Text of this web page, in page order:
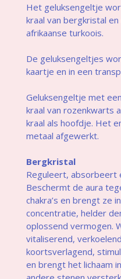
Het geluksengeltje
kraal van bergkristal
afrikaanse turkoois.
De geluksengeltjes
kaartje en in een
Geluksengeltje met
kraal van rozenkwarts
kraal als hoofdje. Het
metaal afgewerkt.
Bergkristal
Reguleert, absorbeert
Beschermt de aura
chakra’s en brengt ze
concentratie, helder
oplossend vermogen.
vitaliserend,
koortsverlagend,
en brengt het lichaam